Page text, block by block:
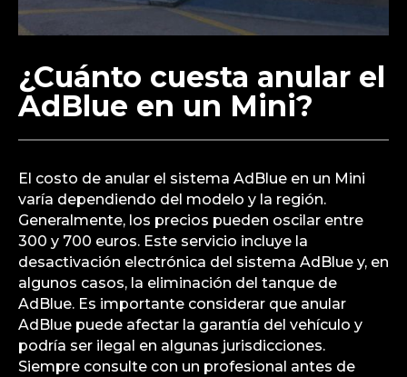
¿Cuánto cuesta anular el
AdBlue en un Mini?
El costo de anular el sistema AdBlue en un Mini
varía dependiendo del modelo y la región.
Generalmente, los precios pueden oscilar entre
300 y 700 euros. Este servicio incluye la
desactivación electrónica del sistema AdBlue y, en
algunos casos, la eliminación del tanque de
AdBlue. Es importante considerar que anular
AdBlue puede afectar la garantía del vehículo y
podría ser ilegal en algunas jurisdicciones.
Siempre consulte con un profesional antes de